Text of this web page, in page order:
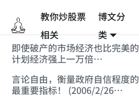
教你炒股票
相关
博文分
类
即使破产的市场经济也比完美的
计划经济强上一万倍
言论自由，衡量政府自信程度的
最重要指标！ (2006/2/26